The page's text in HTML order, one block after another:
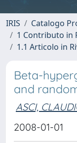
IRIS
Catalogo
1 Contributo in
1.1 Articolo in
Beta-
and
ASCI,
2008-01-01